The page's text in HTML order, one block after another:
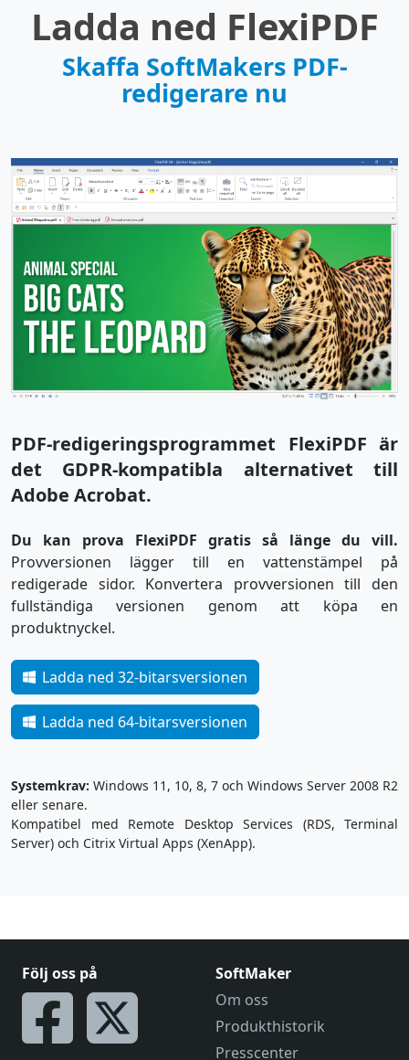
Ladda ned FlexiPDF
Skaffa SoftMakers PDF-
redigerare nu
PDF-redigeringsprogrammet FlexiPDF är
det GDPR-kompatibla alternativet till
Adobe Acrobat.
Du kan prova FlexiPDF gratis så länge du vill.
Provversionen lägger till en vattenstämpel på
redigerade sidor. Konvertera provversionen till den
fullständiga versionen genom att köpa en
produktnyckel.
Ladda ned 32-bitarsversionen
Ladda ned 64-bitarsversionen
Systemkrav: Windows 11, 10, 8, 7 och Windows Server 2008 R2
eller senare.
Kompatibel med Remote Desktop Services (RDS, Terminal
Server) och Citrix Virtual Apps (XenApp).
Följ oss på
SoftMaker
Om oss
Produkthistorik
Presscenter